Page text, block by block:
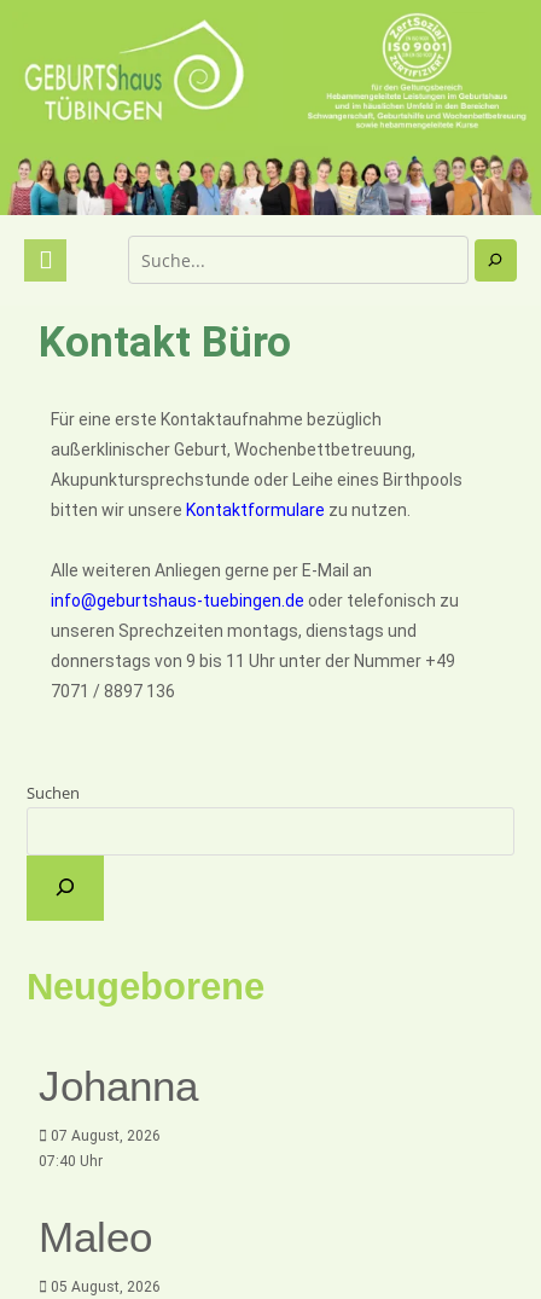
Kontakt Büro
Für eine erste Kontaktaufnahme bezüglich
außerklinischer Geburt, Wochenbettbetreuung,
Akupunktursprechstunde oder Leihe eines Birthpools
bitten wir unsere Kontaktformulare zu nutzen.
Alle weiteren Anliegen gerne per E-Mail an
info@geburtshaus-tuebingen.deoder telefonisch zu
unseren Sprechzeiten montags, dienstags und
donnerstags von 9 bis 11 Uhr unter der Nummer +49
7071 / 8897 136
Suchen
Neugeborene
Johanna
07 August, 2026
07:40 Uhr
Maleo
05 August, 2026